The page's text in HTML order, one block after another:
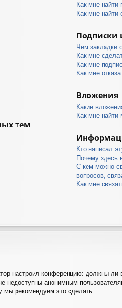
тем
Как мне найти
Как мне найти
Подписки
Чем закладки
Как мне
Как мне
Как мне
Вложения
Какие
Как мне найти
Кто написал
Почему здесь
С кем можно
вопросов,
Как мне
настроил конференцию: должны
недоступны анонимным
мы рекомендуем это сделать.